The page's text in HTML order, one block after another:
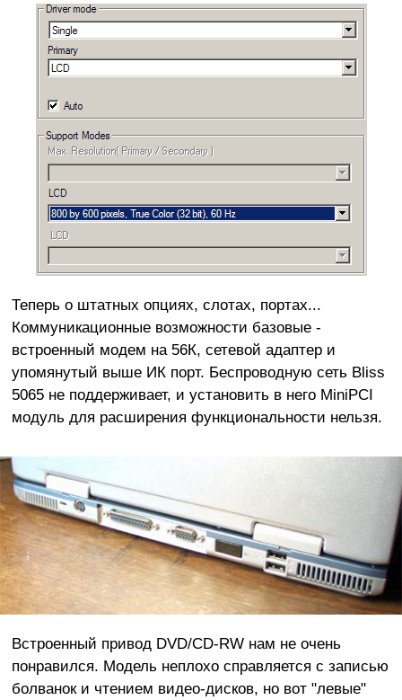
Теперь о штатных опциях, слотах, портах...
Коммуникационные возможности базовые -
встроенный модем на 56К, сетевой адаптер и
упомянутый выше ИК порт. Беспроводную сеть Bliss
5065 не поддерживает, и установить в него MiniPCI
модуль для расширения функциональности нельзя.
Встроенный привод DVD/CD-RW нам не очень
понравился. Модель неплохо справляется с записью
болванок и чтением видео-дисков, но вот "левые"